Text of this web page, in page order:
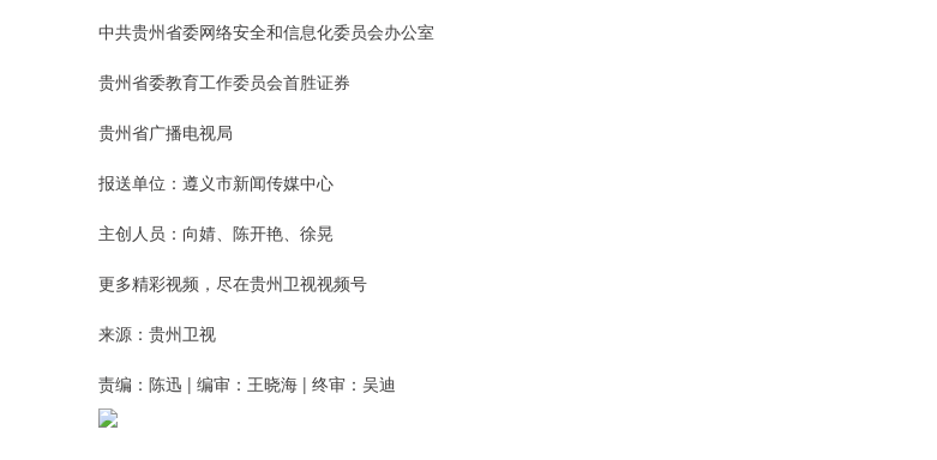
中共贵州省委网络安全和信息化委员会办公室
贵州省委教育工作委员会首胜证券
贵州省广播电视局
报送单位：遵义市新闻传媒中心
主创人员：向婧、陈开艳、徐晃
更多精彩视频，尽在贵州卫视视频号
来源：贵州卫视
责编：陈迅 | 编审：王晓海 | 终审：吴迪
2.13% 上证指数 3940.04